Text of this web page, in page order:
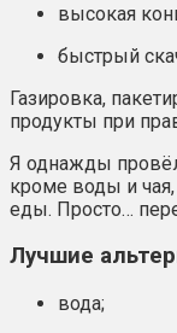
высокая
быстрый
Газировка,
продукты при
Я однажды
кроме воды и
еды. Просто…
Лучшие
вода;